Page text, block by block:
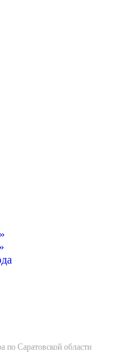
по Саратовской области